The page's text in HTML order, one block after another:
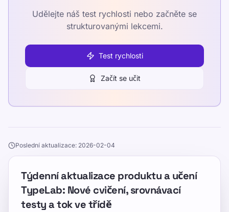
Udělejte náš test rychlosti nebo začněte se
strukturovanými lekcemi.
Test rychlosti
Začít se učit
Poslední aktualizace: 2026-02-04
Týdenní aktualizace produktu a učení
TypeLab: Nové cvičení, srovnávací
testy a tok ve třídě